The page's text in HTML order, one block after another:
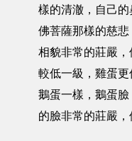
樣的清澈，自己
佛菩薩那樣的慈
相貌非常的莊嚴
較低一級，雞蛋
鵝蛋一樣，鵝蛋
的臉非常的莊嚴，